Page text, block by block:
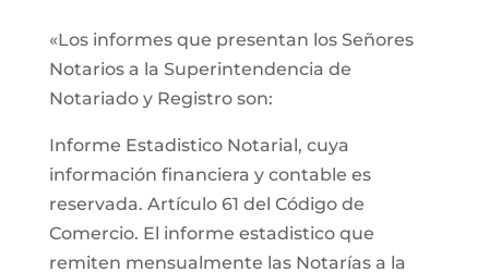
«Los informes que presentan los Señores
Notarios a la Superintendencia de
Notariado y Registro son:
Informe Estadistico Notarial, cuya
información financiera y contable es
reservada. Artículo 61 del Código de
Comercio. El informe estadistico que
remiten mensualmente las Notarías a la